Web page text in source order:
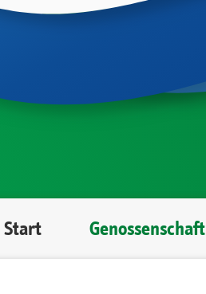
Start Genossenschaft